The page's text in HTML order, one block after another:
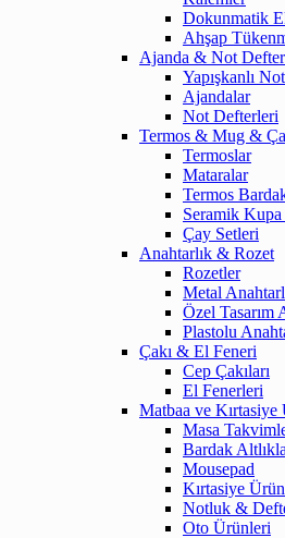
Dokunmatik
Ahşap
Ajanda & Not
Yapışkanlı
Ajandalar
Not Defterleri
Termos & Mug &
Termoslar
Mataralar
Termos
Seramik
Çay Setleri
Anahtarlık & Rozet
Rozetler
Metal
Özel Tasarım
Plastolu
Çakı & El Feneri
Cep Çakıları
El Fenerleri
Matbaa ve Kırtasiye
Masa
Bardak
Mousepad
Kırtasiye
Notluk &
Oto Ürünleri